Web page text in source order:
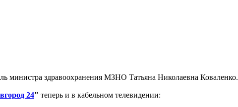
министра здравоохранения МЗНО Татьяна Николаевна Коваленко.
24" теперь и в кабельном телевидении: